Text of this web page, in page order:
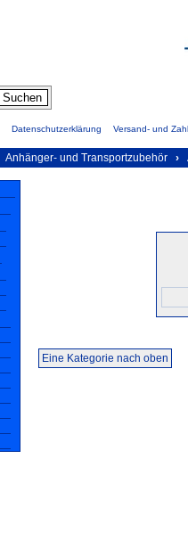
Datenschutzerklärung Versand- und
Anhänger- und Transportzubehör ›
Eine Kategorie nach oben